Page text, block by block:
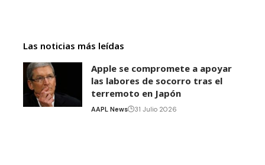
Las noticias más leídas
Apple se compromete a apoyar
las labores de socorro tras el
terremoto en Japón
AAPL News 31 Julio 2026